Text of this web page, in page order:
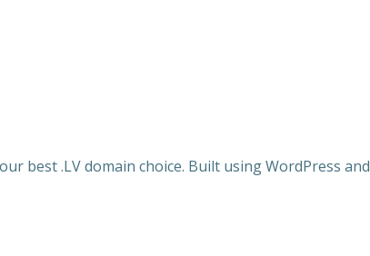
best .LV domain choice. Built using WordPress and